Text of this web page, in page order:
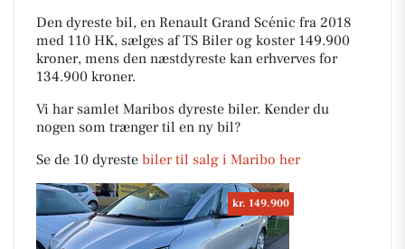
Den dyreste bil, en Renault Grand Scénic fra 2018
med 110 HK, sælges af TS Biler og koster 149.900
kroner, mens den næstdyreste kan erhverves for
134.900 kroner.
Vi har samlet Maribos dyreste biler. Kender du
nogen som trænger til en ny bil?
Se de 10 dyreste biler til salg i Maribo her
kr. 149.900